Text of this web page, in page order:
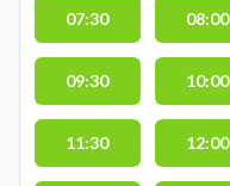
07:30 08:00
09:30 10:00
11:30 12:00